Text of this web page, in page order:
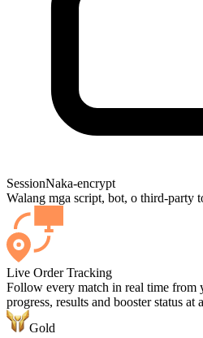
SessionNaka-encrypt
Walang mga script, bot, o third-party
Live Order Tracking
Follow every match in real time
progress, results and booster status at
Gold